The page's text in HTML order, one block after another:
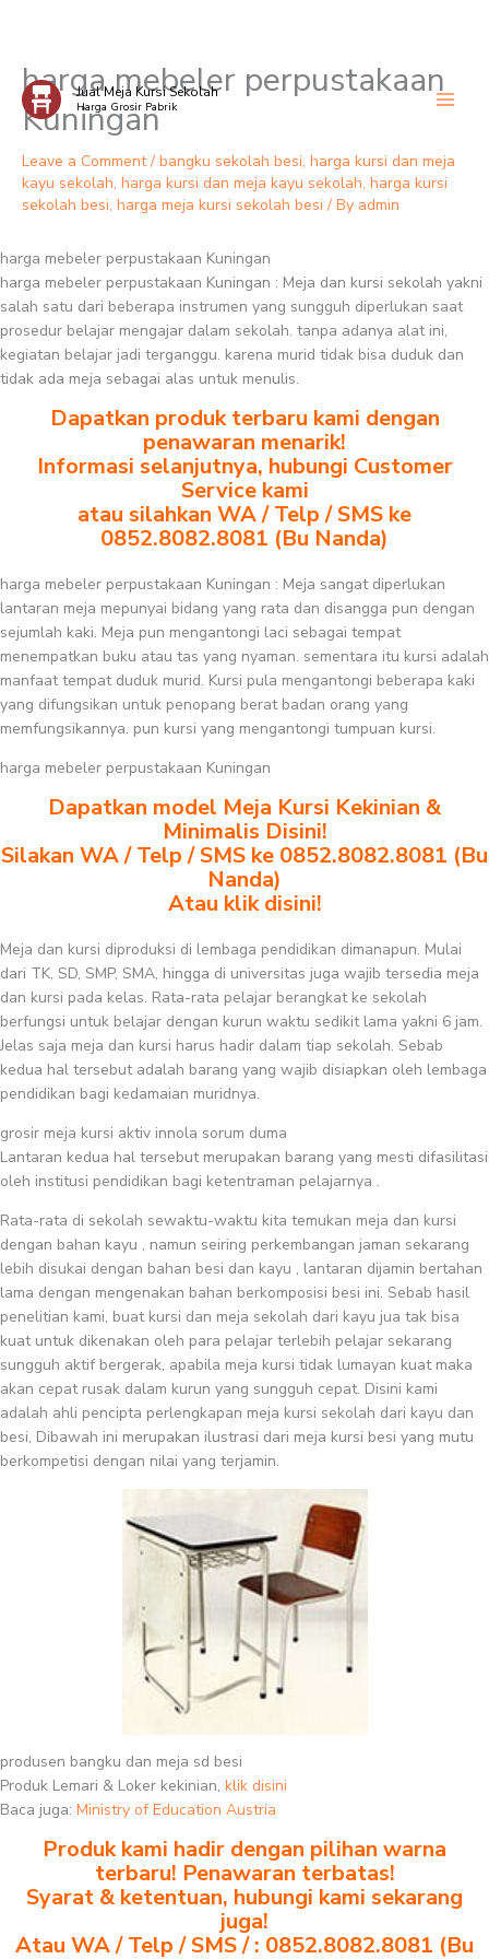
Skip
content
Jual Meja Kursi Sekolah
Harga Grosir Pabrik
harga mebeler perpustakaan
Kuningan
Leave a Comment / bangku sekolah besi, harga kursi dan meja
kayu sekolah, harga kursi dan meja kayu sekolah, harga kursi
sekolah besi, harga meja kursi sekolah besi / By admin
harga mebeler perpustakaan Kuningan
harga mebeler perpustakaan Kuningan : Meja dan kursi sekolah yakni
salah satu dari beberapa instrumen yang sungguh diperlukan saat
prosedur belajar mengajar dalam sekolah. tanpa adanya alat ini,
kegiatan belajar jadi terganggu. karena murid tidak bisa duduk dan
tidak ada meja sebagai alas untuk menulis.
Dapatkan produk terbaru kami dengan
penawaran menarik!
Informasi selanjutnya, hubungi Customer
Service kami
atau silahkan WA / Telp / SMS ke
0852.8082.8081 (Bu Nanda)
harga mebeler perpustakaan Kuningan : Meja sangat diperlukan
lantaran meja mepunyai bidang yang rata dan disangga pun dengan
sejumlah kaki. Meja pun mengantongi laci sebagai tempat
menempatkan buku atau tas yang nyaman. sementara itu kursi adalah
manfaat tempat duduk murid. Kursi pula mengantongi beberapa kaki
yang difungsikan untuk penopang berat badan orang yang
memfungsikannya. pun kursi yang mengantongi tumpuan kursi.
harga mebeler perpustakaan Kuningan
Dapatkan model Meja Kursi Kekinian &
Minimalis Disini!
Silakan WA / Telp / SMS ke 0852.8082.8081 (Bu
Nanda)
Atau klik disini!
Meja dan kursi diproduksi di lembaga pendidikan dimanapun. Mulai
dari TK, SD, SMP, SMA, hingga di universitas juga wajib tersedia meja
dan kursi pada kelas. Rata-rata pelajar berangkat ke sekolah
berfungsi untuk belajar dengan kurun waktu sedikit lama yakni 6 jam.
Jelas saja meja dan kursi harus hadir dalam tiap sekolah. Sebab
kedua hal tersebut adalah barang yang wajib disiapkan oleh lembaga
pendidikan bagi kedamaian muridnya.
grosir meja kursi aktiv innola sorum duma
Lantaran kedua hal tersebut merupakan barang yang mesti difasilitasi
oleh institusi pendidikan bagi ketentraman pelajarnya .
Rata-rata di sekolah sewaktu-waktu kita temukan meja dan kursi
dengan bahan kayu , namun seiring perkembangan jaman sekarang
lebih disukai dengan bahan besi dan kayu , lantaran dijamin bertahan
lama dengan mengenakan bahan berkomposisi besi ini. Sebab hasil
penelitian kami, buat kursi dan meja sekolah dari kayu jua tak bisa
kuat untuk dikenakan oleh para pelajar terlebih pelajar sekarang
sungguh aktif bergerak, apabila meja kursi tidak lumayan kuat maka
akan cepat rusak dalam kurun yang sungguh cepat. Disini kami
adalah ahli pencipta perlengkapan meja kursi sekolah dari kayu dan
besi, Dibawah ini merupakan ilustrasi dari meja kursi besi yang mutu
berkompetisi dengan nilai yang terjamin.
produsen bangku dan meja sd besi
Produk Lemari & Loker kekinian, klik disini
Baca juga: Ministry of Education Austria
Produk kami hadir dengan pilihan warna
terbaru! Penawaran terbatas!
Syarat & ketentuan, hubungi kami sekarang
juga!
Atau WA / Telp / SMS / : 0852.8082.8081 (Bu